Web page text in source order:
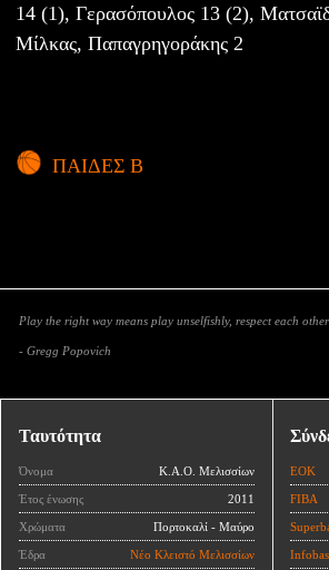
14 (1), Γερασόπουλος 13 (2),
Μίλκας, Παπαγρηγοράκης 2
ΠΑΙΔΕΣ Β
Play the right way means play unselfishly, respect each
- Gregg Popovich
Ταυτότητα
Όνομα Κ.Α.Ο. Μελισσίων
Έτος ένωσης 2011
Χρώματα Πορτοκαλί - Μαύρο
Έδρα Νέο Κλειστό Μελισσίων
ΕΟΚ
FIBA